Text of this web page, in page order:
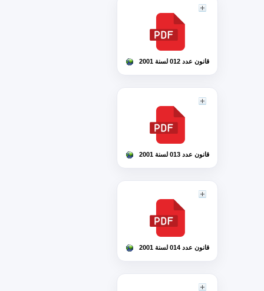
قانون عدد 012 لسنة 2001
قانون عدد 013 لسنة 2001
قانون عدد 014 لسنة 2001